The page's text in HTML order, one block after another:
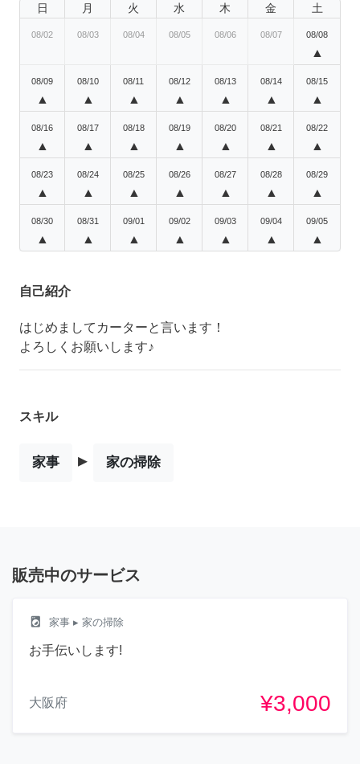
日 月 火 水 木 金 土
08/02 08/03 08/04 08/05 08/06 08/07 08/08
▲
08/09
▲
08/10
▲
08/11
▲
08/12
▲
08/13
▲
08/14
▲
08/15
▲
08/16
▲
08/17
▲
08/18
▲
08/19
▲
08/20
▲
08/21
▲
08/22
▲
08/23
▲
08/24
▲
08/25
▲
08/26
▲
08/27
▲
08/28
▲
08/29
▲
08/30
▲
08/31
▲
09/01
▲
09/02
▲
09/03
▲
09/04
▲
09/05
▲
自己紹介
はじめましてカーターと言います！
よろしくお願いします♪
スキル
家事 ▸ 家の掃除
販売中のサービス
local_laundry_service 家事 ▸ 家の掃除
お手伝いします!
大阪府 ¥3,000